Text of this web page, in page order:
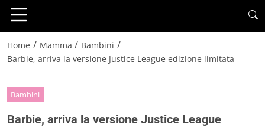
Home / Mamma / Bambini /
Barbie, arriva la versione Justice League edizione limitata
Bambini
Barbie, arriva la versione Justice League